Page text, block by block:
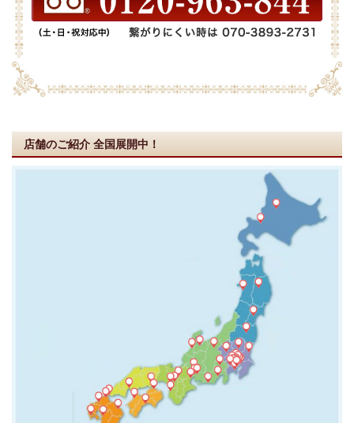
店舗のご紹介 全国展開中！